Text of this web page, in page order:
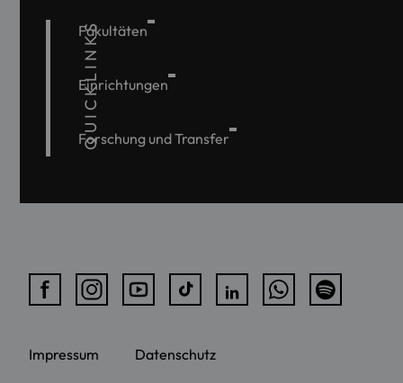
QUICKLINKS
Fakultäten
Einrichtungen
Forschung und Transfer
Impressum Datenschutz